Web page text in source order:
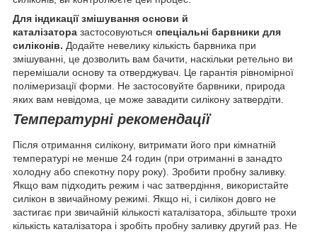
Для індикації змішування основи й
каталізатора застосовуються спеціальні барвники для
силіконів. Додайте невелику кількість барвника при
змішуванні, це дозволить вам бачити, наскільки ретельно ви
перемішали основу та отверджувач. Це гарантія рівномірної
полімеризації форми. Не застосовуйте барвники, природа
яких вам невідома, це може завадити силікону затвердіти.
Температурні рекомендації
Після отримання силікону, витримати його при кімнатній
температурі не менше 24 годин (при отриманні в занадто
холодну або спекотну пору року). Зробити пробну заливку.
Якщо вам підходить режим і час затвердіння, використайте
силікон в звичайному режимі. Якщо ні, і силікон довго не
застигає при звичайній кількості каталізатора, збільште трохи
кількість каталізатора і зробіть пробну заливку другий раз. Не